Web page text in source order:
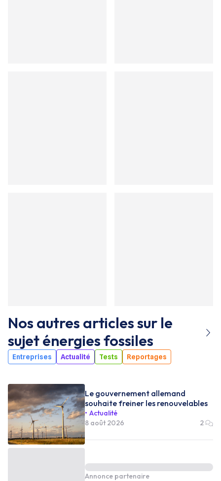
Nos autres articles sur le
sujeténergies fossiles
Entreprises Actualité Tests Reportages
Le gouvernement allemand
souhaite freiner les renouvelables
Actualité
8 août 2026
2
Annonce partenaire